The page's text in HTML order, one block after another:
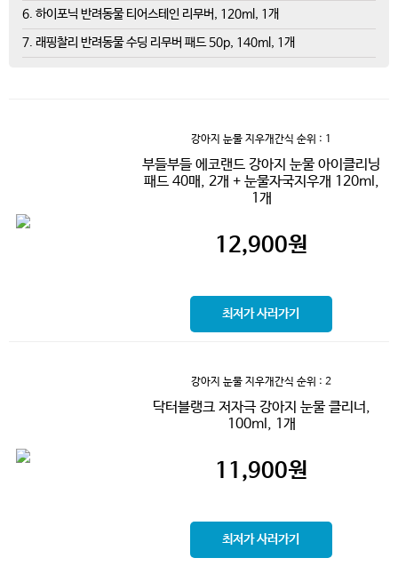
6. 하이포닉 반려동물 티어스테인 리무버, 120ml, 1개
7. 래핑찰리 반려동물 수딩 리무버 패드 50p, 140ml, 1개
강아지 눈물 지우개간식 순위 : 1
부들부들 에코랜드 강아지 눈물 아이클리닝
패드 40매, 2개 + 눈물자국지우개 120ml,
1개
12,900원
최저가 사러가기
강아지 눈물 지우개간식 순위 : 2
닥터블랭크 저자극 강아지 눈물 클리너,
100ml, 1개
11,900원
최저가 사러가기